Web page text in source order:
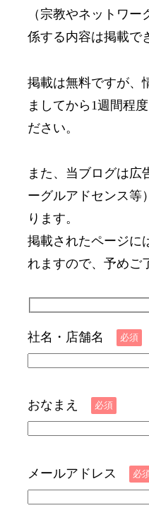
（宗教やネットワー
係する内容は掲載で
掲載は無料ですが、
ましてから1週間程
ださい。
また、当ブログは広
ーグルアドセンス等
ります。
掲載されたページに
れますので、予めご
社名・店舗名 必須
おなまえ 必須
メールアドレス 必